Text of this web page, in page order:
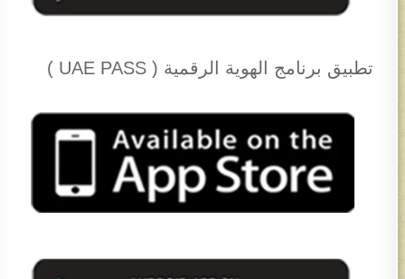
تطبيق برنامج الهوية الرقمية ( UAE PASS )